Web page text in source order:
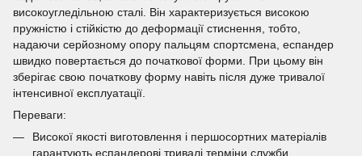
високоугледільною сталі. Він характеризується високою
пружністю і стійкістю до деформації стиснення, тобто,
надаючи серйозному опору пальцям спортсмена, еспандер
швидко повертається до початкової форми. При цьому він
зберігає свою початкову форму навіть після дуже тривалої
інтенсивної експлуатації.
Переваги:
Високої якості виготовлення і першосортних матеріалів
гарантують еспандерові тривалі терміни служби.